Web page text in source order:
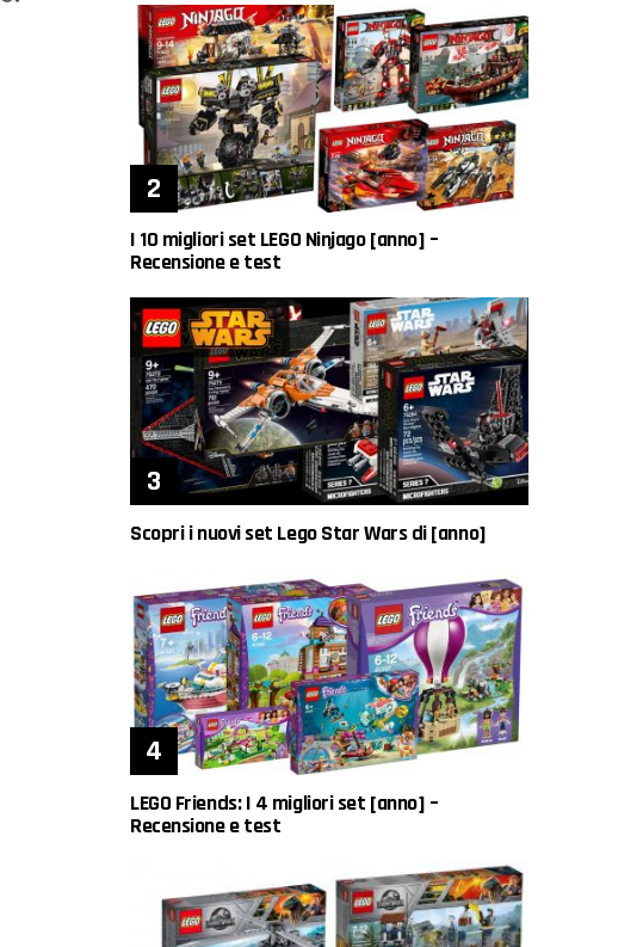
I 10 migliori set LEGO Ninjago [anno] –
Recensione e test
Scopri i nuovi set Lego Star Wars di [anno]
LEGO Friends: I 4 migliori set [anno] –
Recensione e test